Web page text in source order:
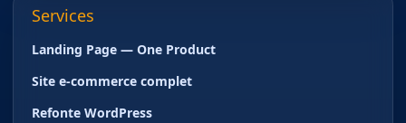
Services
Landing Page — One Product
Site e-commerce complet
Refonte WordPress